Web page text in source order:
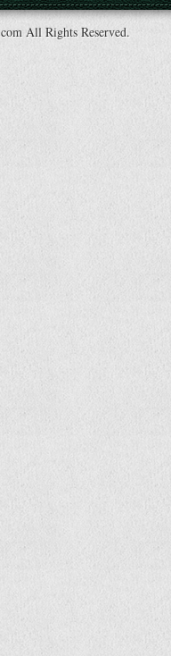
All Rights Reserved.